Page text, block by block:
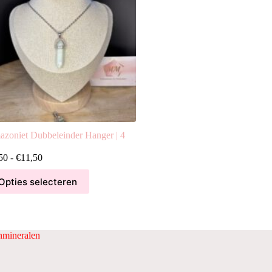
Dubbeleinder Hanger | 4
- €11,50Prijsklasse:
€4,50
tot
selecteren